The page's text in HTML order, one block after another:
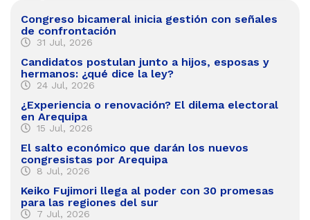
Congreso bicameral inicia gestión con señales
de confrontación
31 Jul, 2026
Candidatos postulan junto a hijos, esposas y
hermanos: ¿qué dice la ley?
24 Jul, 2026
¿Experiencia o renovación? El dilema electoral
en Arequipa
15 Jul, 2026
El salto económico que darán los nuevos
congresistas por Arequipa
8 Jul, 2026
Keiko Fujimori llega al poder con 30 promesas
para las regiones del sur
7 Jul, 2026